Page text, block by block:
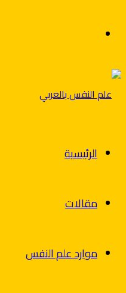
الرئيسية
مقالات
موارد علم النفس